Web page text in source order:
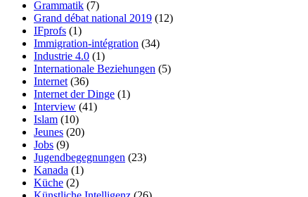
Grammatik (7)
Grand débat national 2019 (12)
IFprofs (1)
Immigration-intégration (34)
Industrie 4.0 (1)
Internationale Beziehungen (5)
Internet (36)
Internet der Dinge (1)
Interview (41)
Islam (10)
Jeunes (20)
Jobs (9)
Jugendbegegnungen (23)
Kanada (1)
Küche (2)